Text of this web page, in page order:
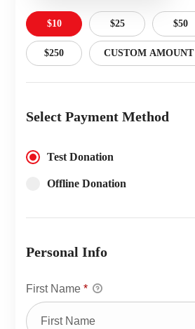
$10 $25 $50
$250 CUSTOM AMOUNT
Select Payment Method
Test Donation
Offline Donation
Personal Info
First Name*